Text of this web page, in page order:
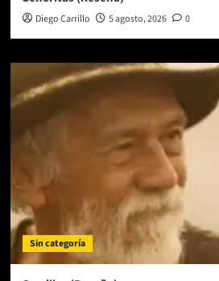
Diego Carrillo 5 agosto, 2026 0
Sin categoría